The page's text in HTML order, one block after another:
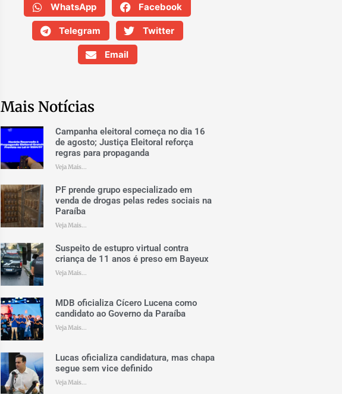
WhatsApp Facebook
Telegram Twitter
Email
Mais Notícias
Campanha eleitoral começa no dia 16
de agosto; Justiça Eleitoral reforça
regras para propaganda
Veja Mais...
PF prende grupo especializado em
venda de drogas pelas redes sociais na
Paraíba
Veja Mais...
Suspeito de estupro virtual contra
criança de 11 anos é preso em Bayeux
Veja Mais...
MDB oficializa Cícero Lucena como
candidato ao Governo da Paraíba
Veja Mais...
Lucas oficializa candidatura, mas chapa
segue sem vice definido
Veja Mais...